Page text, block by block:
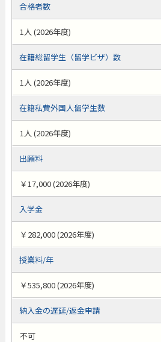
合格者数
1人 (2026年度)
在籍総留学生（留学ビザ）数
1人 (2026年度)
在籍私費外国人留学生数
1人 (2026年度)
出願料
￥17,000 (2026年度)
入学金
￥282,000 (2026年度)
授業料/年
￥535,800 (2026年度)
納入金の遅延/返金申請
不可